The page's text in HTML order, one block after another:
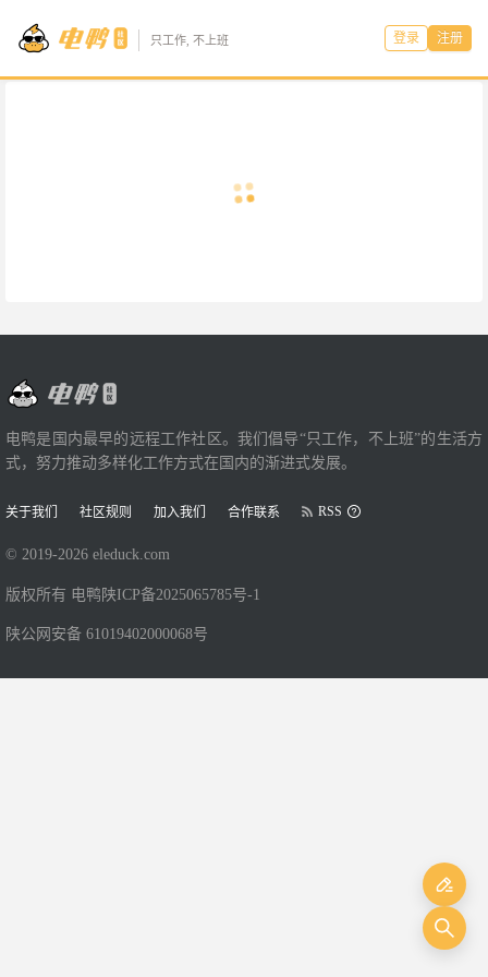
只工作, 不上班 登录 注册
电鸭是国内最早的远程工作社区。我们倡导“只工作，不上班”的生活方
式，努力推动多样化工作方式在国内的渐进式发展。
关于我们 社区规则 加入我们 合作联系 RSS
© 2019-2026 eleduck.com
版权所有 电鸭 陕ICP备2025065785号-1
陕公网安备 61019402000068号